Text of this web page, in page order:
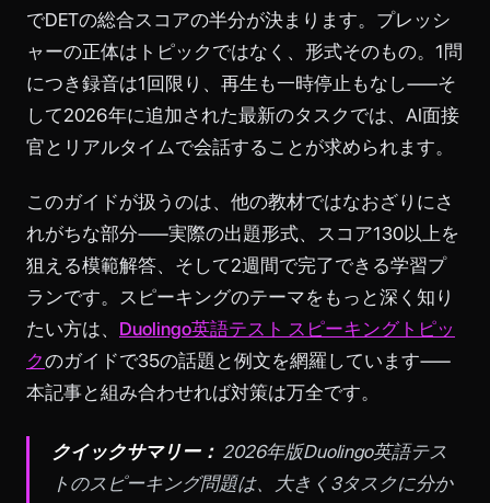
でDETの総合スコアの半分が決まります。プレッシ
ャーの正体はトピックではなく、形式そのもの。1問
につき録音は1回限り、再生も一時停止もなし——そ
して2026年に追加された最新のタスクでは、AI面接
官とリアルタイムで会話することが求められます。
このガイドが扱うのは、他の教材ではなおざりにさ
れがちな部分——実際の出題形式、スコア130以上を
狙える模範解答、そして2週間で完了できる学習プ
ランです。スピーキングのテーマをもっと深く知り
たい方は、 Duolingo英語テスト スピーキングトピッ
クのガイドで35の話題と例文を網羅しています——
本記事と組み合わせれば対策は万全です。
クイックサマリー： 2026年版Duolingo英語テス
トのスピーキング問題は、大きく3タスクに分か